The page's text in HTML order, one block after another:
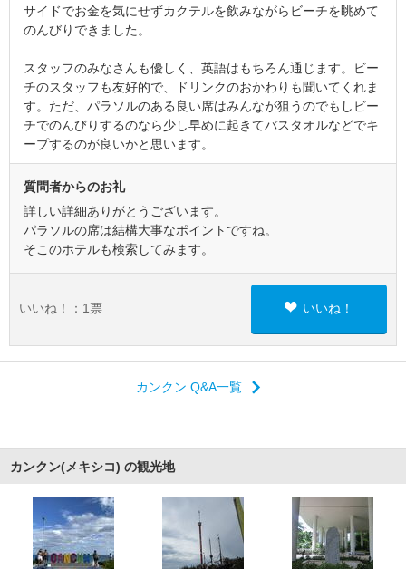
サイドでお金を気にせずカクテルを飲みながらビーチを眺めて
のんびりできました。
スタッフのみなさんも優しく、英語はもちろん通じます。ビー
チのスタッフも友好的で、ドリンクのおかわりも聞いてくれま
す。ただ、パラソルのある良い席はみんなが狙うのでもしビー
チでのんびりするのなら少し早めに起きてバスタオルなどでキ
ープするのが良いかと思います。
質問者からのお礼
詳しい詳細ありがとうございます。
パラソルの席は結構大事なポイントですね。
そこのホテルも検索してみます。
いいね！： 1 票 いいね！
カンクン Q&A一覧
カンクン(メキシコ) の観光地